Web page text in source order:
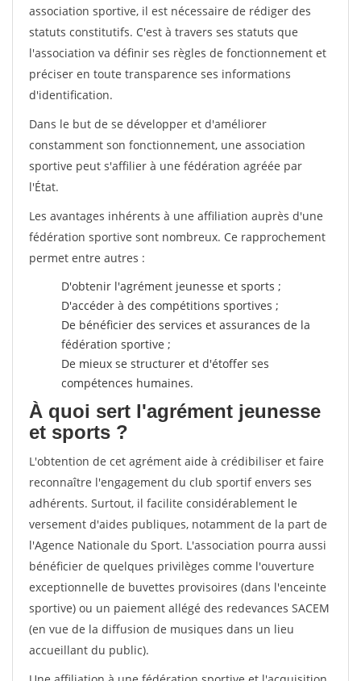
association sportive, il est nécessaire de rédiger des
statuts constitutifs. C'est à travers ses statuts que
l'association va définir ses règles de fonctionnement et
préciser en toute transparence ses informations
d'identification.
Dans le but de se développer et d'améliorer
constamment son fonctionnement, une association
sportive peut s'affilier à une fédération agréée par
l'État.
Les avantages inhérents à une affiliation auprès d'une
fédération sportive sont nombreux. Ce rapprochement
permet entre autres :
D'obtenir l'agrément jeunesse et sports ;
D'accéder à des compétitions sportives ;
De bénéficier des services et assurances de la
fédération sportive ;
De mieux se structurer et d'étoffer ses
compétences humaines.
À quoi sert l'agrément jeunesse
et sports ?
L'obtention de cet agrément aide à crédibiliser et faire
reconnaître l'engagement du club sportif envers ses
adhérents. Surtout, il facilite considérablement le
versement d'aides publiques, notamment de la part de
l'Agence Nationale du Sport. L'association pourra aussi
bénéficier de quelques privilèges comme l'ouverture
exceptionnelle de buvettes provisoires (dans l'enceinte
sportive) ou un paiement allégé des redevances SACEM
(en vue de la diffusion de musiques dans un lieu
accueillant du public).